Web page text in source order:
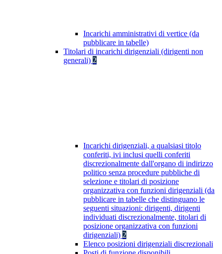
Incarichi amministrativi di vertice (da
pubblicare in tabelle)
Titolari di incarichi dirigenziali (dirigenti non
generali) 2
Incarichi dirigenziali, a qualsiasi titolo
conferiti, ivi inclusi quelli conferiti
discrezionalmente dall'organo di indirizzo
politico senza procedure pubbliche di
selezione e titolari di posizione
organizzativa con funzioni dirigenziali (da
pubblicare in tabelle che distinguano le
seguenti situazioni: dirigenti, dirigenti
individuati discrezionalmente, titolari di
posizione organizzativa con funzioni
dirigenziali) 2
Elenco posizioni dirigenziali discrezionali